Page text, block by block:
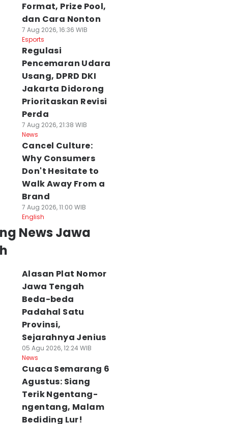
Format, Prize Pool,
dan Cara Nonton
7 Aug 2026, 16:36 WIB
Esports
Regulasi
Pencemaran Udara
Usang, DPRD DKI
Jakarta Didorong
Prioritaskan Revisi
Perda
7 Aug 2026, 21:38 WIB
News
Cancel Culture:
Why Consumers
Don't Hesitate to
Walk Away From a
Brand
7 Aug 2026, 11:00 WIB
English
News Jawa
Alasan Plat Nomor
Jawa Tengah
Beda-beda
Padahal Satu
Provinsi,
Sejarahnya Jenius
05 Agu 2026, 12:24 WIB
News
Cuaca Semarang 6
Agustus: Siang
Terik Ngentang-
ngentang, Malam
Bediding Lur!